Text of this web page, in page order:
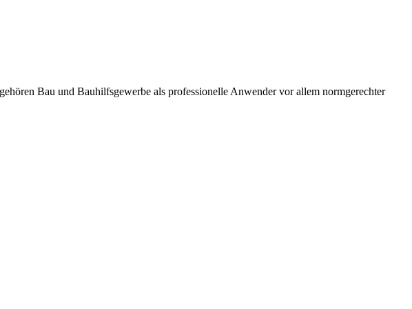
Bau und Bauhilfsgewerbe als professionelle Anwender vor allem normgerechter